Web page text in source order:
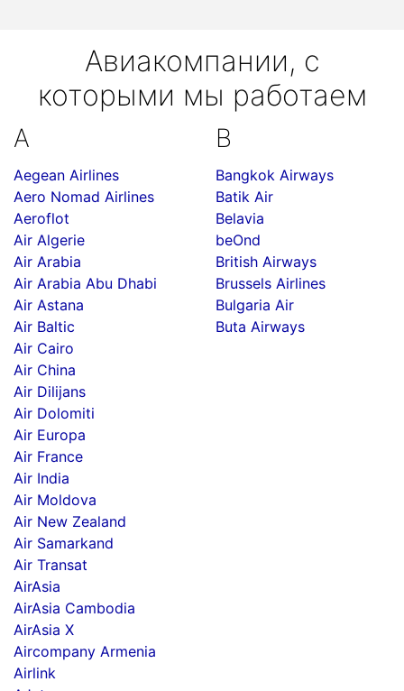
Авиакомпании, с
которыми мы работаем
A
Aegean Airlines
Aero Nomad Airlines
Aeroflot
Air Algerie
Air Arabia
Air Arabia Abu Dhabi
Air Astana
Air Baltic
Air Cairo
Air China
Air Dilijans
Air Dolomiti
Air Europa
Air France
Air India
Air Moldova
Air New Zealand
Air Samarkand
Air Transat
AirAsia
AirAsia Cambodia
AirAsia X
Aircompany Armenia
Airlink
B
Bangkok Airways
Batik Air
Belavia
beOnd
British Airways
Brussels Airlines
Bulgaria Air
Buta Airways